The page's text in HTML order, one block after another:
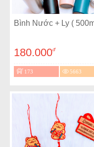
Bình Nước + Ly (
180.000đ
173 5663